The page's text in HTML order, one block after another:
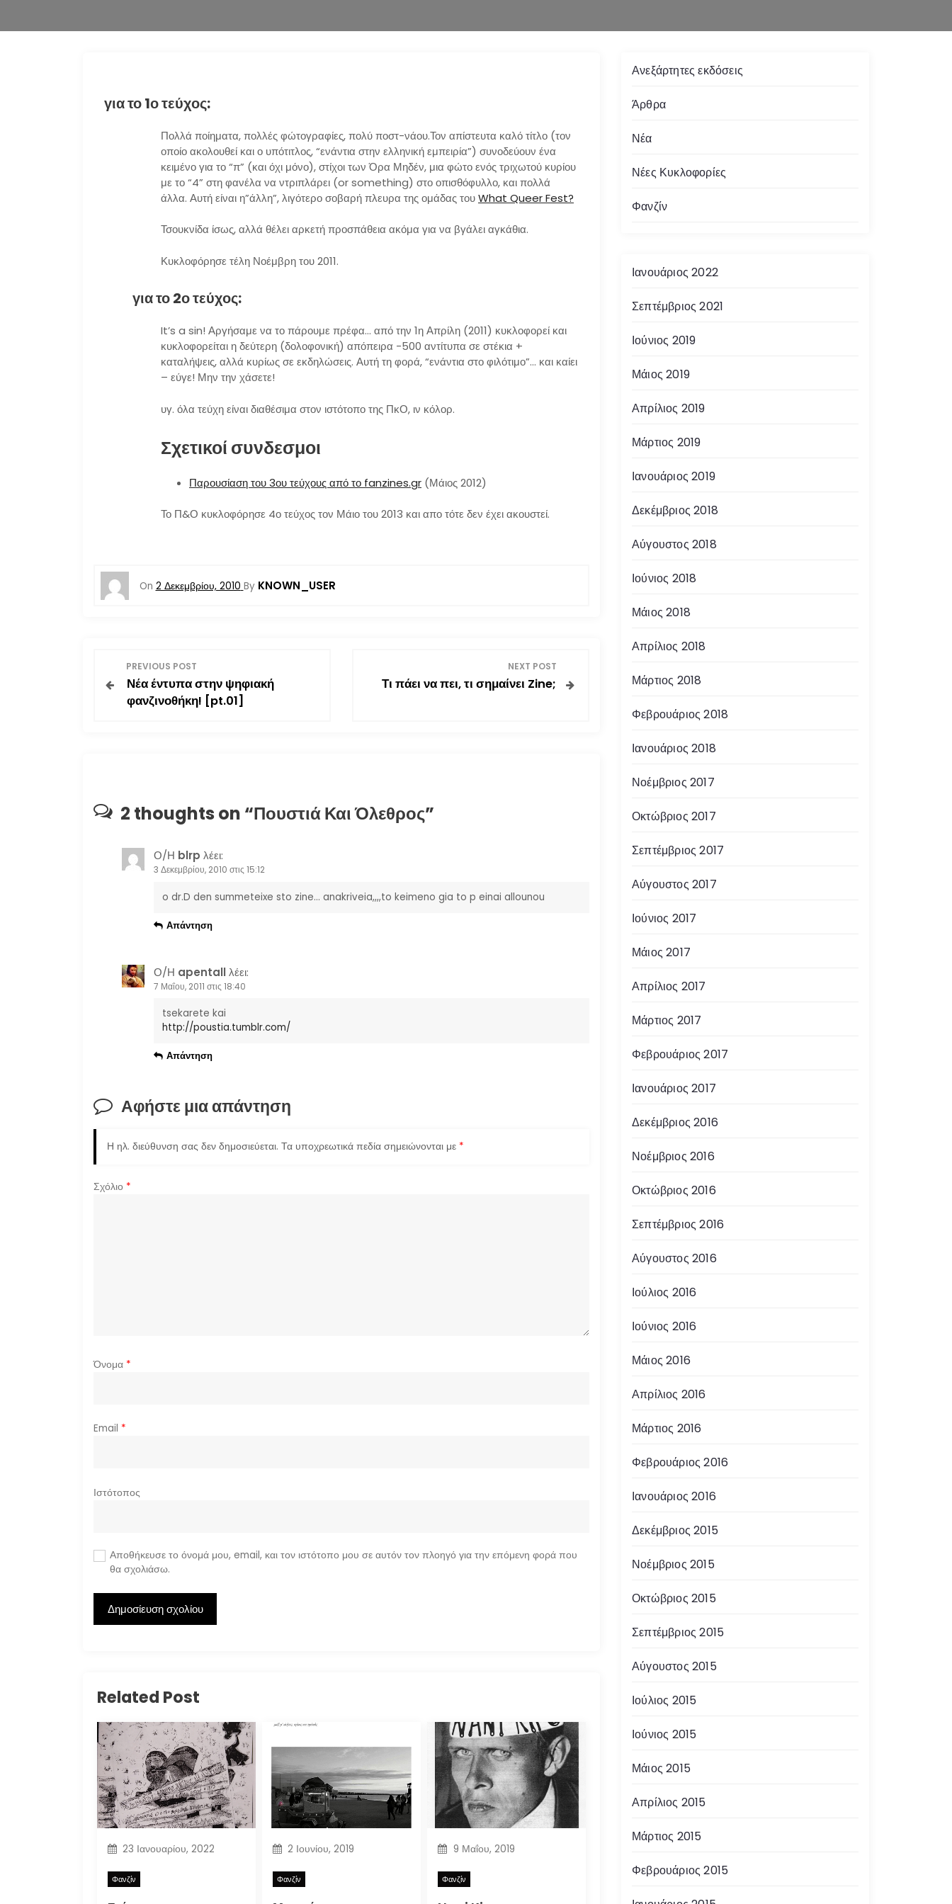
για το 1ο τεύχος:
Πολλά ποίηματα, πολλές φώτογραφίες, πολύ ποστ-νάου.Τον απίστευτα καλό τίτλο (τον
οποίο ακολουθεί και ο υπότιτλος, “ενάντια στην ελληνική εμπειρία”) συνοδεύουν ένα
κειμένο για το “π” (και όχι μόνο), στίχοι των Όρα Μηδέν, μια φώτο ενός τριχωτού κυρίου
με το “4” στη φανέλα να ντριπλάρει (or something) στο οπισθόφυλλο, και πολλά
άλλα. Αυτή είναι η”άλλη”, λιγότερο σοβαρή πλευρα της ομάδας τουWhat Queer Fest?
Τσουκνίδα ίσως, αλλά θέλει αρκετή προσπάθεια ακόμα για να βγάλει αγκάθια.
Κυκλοφόρησε τέλη Νοέμβρη του 2011.
για το 2ο τεύχος:
It’s a sin! Αργήσαμε να το πάρουμε πρέφα… από την 1η Απρίλη (2011) κυκλοφορεί και
κυκλοφορείται η δεύτερη (δολοφονική) απόπειρα -500 αντίτυπα σε στέκια +
καταλήψεις, αλλά κυρίως σε εκδηλώσεις. Αυτή τη φορά, “ενάντια στο φιλότιμο”… και καίει
– εύγε! Μην την χάσετε!
υγ. όλα τεύχη είναι διαθέσιμα στον ιστότοπο της ΠκΟ, ιν κόλορ.
Σχετικοί συνδεσμοι
Παρουσίαση του 3ου τεύχους από το fanzines.gr (Μάιος 2012)
Το Π&Ο κυκλοφόρησε 4ο τεύχος τον Μάιο του 2013 και απο τότε δεν έχει ακουστεί.
On 2 Δεκεμβρίου, 2010 By KNOWN_USER
η
PREVIOUS POST
Νέα έντυπα στην ψηφιακή
φανζινοθήκη! [pt.01]
NEXT POST
Τι πάει να πει, τι σημαίνει Zine;
2 thoughts on “Πουστιά Και Όλεθρος”
Ο/Η blrp λέει:
3 Δεκεμβρίου, 2010 στις 15:12
o dr.D den summeteixe sto zine… anakriveia,,,,to keimeno gia to p einai allounou
Απάντηση
Ο/Η apentall λέει:
7 Μαΐου, 2011 στις 18:40
tsekarete kai
http://poustia.tumblr.com/
Απάντηση
Αφήστε μια απάντηση
Η ηλ. διεύθυνση σας δεν δημοσιεύεται. Τα υποχρεωτικά πεδία σημειώνονται με *
Σχόλιο *
Όνομα *
Email *
Ιστότοπος
Αποθήκευσε το όνομά μου, email, και τον ιστότοπο μου σε αυτόν τον πλοηγό για την επόμενη φορά που
θα σχολιάσω.
Related Post
23 Ιανουαρίου, 2022
Φανζίν
2 Ιουνίου, 2019
Φανζίν
9 Μαΐου, 2019
Φανζίν
Ανεξάρτητες εκδόσεις
Άρθρα
Νέα
Νέες Κυκλοφορίες
Φανζίν
Ιανουάριος 2022
Σεπτέμβριος 2021
Ιούνιος 2019
Μάιος 2019
Απρίλιος 2019
Μάρτιος 2019
Ιανουάριος 2019
Δεκέμβριος 2018
Αύγουστος 2018
Ιούνιος 2018
Μάιος 2018
Απρίλιος 2018
Μάρτιος 2018
Φεβρουάριος 2018
Ιανουάριος 2018
Νοέμβριος 2017
Οκτώβριος 2017
Σεπτέμβριος 2017
Αύγουστος 2017
Ιούνιος 2017
Μάιος 2017
Απρίλιος 2017
Μάρτιος 2017
Φεβρουάριος 2017
Ιανουάριος 2017
Δεκέμβριος 2016
Νοέμβριος 2016
Οκτώβριος 2016
Σεπτέμβριος 2016
Αύγουστος 2016
Ιούλιος 2016
Ιούνιος 2016
Μάιος 2016
Απρίλιος 2016
Μάρτιος 2016
Φεβρουάριος 2016
Ιανουάριος 2016
Δεκέμβριος 2015
Νοέμβριος 2015
Οκτώβριος 2015
Σεπτέμβριος 2015
Αύγουστος 2015
Ιούλιος 2015
Ιούνιος 2015
Μάιος 2015
Απρίλιος 2015
Μάρτιος 2015
Φεβρουάριος 2015